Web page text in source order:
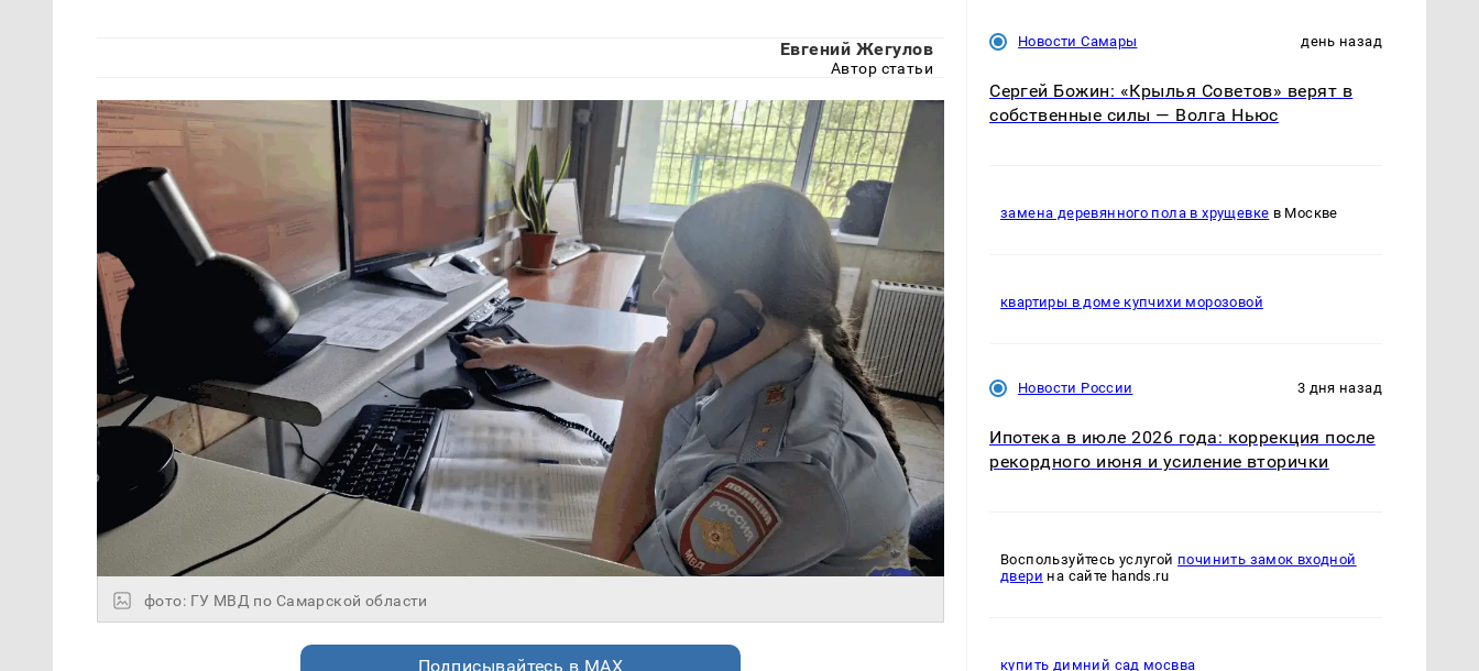
Евгений Жегулов
Автор статьи
фото: ГУ МВД по Самарской области
Подписывайтесь в MAX
Новости Самары день назад
Сергей Божин: «Крылья Советов» верят в
собственные силы — Волга Ньюс
замена деревянного пола в хрущевке в Москве
квартиры в доме купчихи морозовой
Новости России 3 дня назад
Ипотека в июле 2026 года: коррекция после
рекордного июня и усиление вторички
Воспользуйтесь услугой починить замок входной
двери на сайте hands.ru
купить димний сад мосвва